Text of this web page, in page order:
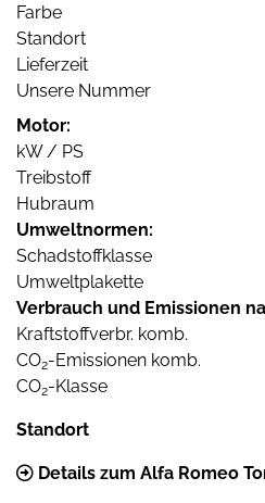
Farbe
Standort
Lieferzeit
Unsere Nummer
Motor:
kW / PS
Treibstoff
Hubraum
Umweltnormen:
Schadstoffklasse
Umweltplakette
Verbrauch und Emissionen
Kraftstoffverbr. komb.
CO2-Emissionen komb.
CO2-Klasse
Standort
Details zum Alfa Romeo